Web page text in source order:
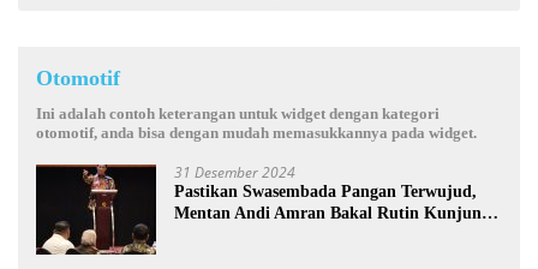
Otomotif
Ini adalah contoh keterangan untuk widget dengan kategori
otomotif, anda bisa dengan mudah memasukkannya pada widget.
31 Desember 2024
Pastikan Swasembada Pangan Terwujud,
Mentan Andi Amran Bakal Rutin Kunjungi